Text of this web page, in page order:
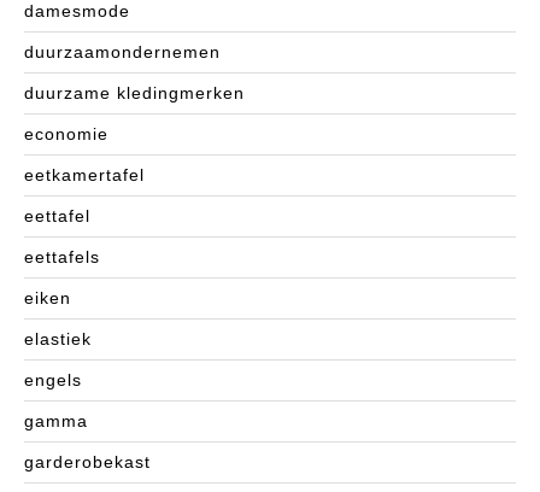
damesmode
duurzaamondernemen
duurzame kledingmerken
economie
eetkamertafel
eettafel
eettafels
eiken
elastiek
engels
gamma
garderobekast